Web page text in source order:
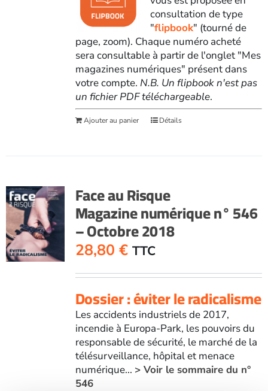
consultation de type
"flipbook" (tourné de
page, zoom). Chaque numéro acheté
sera consultable à partir de l'onglet "Mes
magazines numériques" présent dans
votre compte. N.B. Un flipbook n'est pas
un fichier PDF téléchargeable.
Ajouter au panier Détails
Face au Risque
Magazine numérique n° 546
– Octobre 2018
28,80 € TTC
Dossier : éviter le radicalisme
Les accidents industriels de 2017,
incendie à Europa-Park, les pouvoirs du
responsable de sécurité, le marché de la
télésurveillance, hôpital et menace
numérique... > Voir le sommaire du n°
546